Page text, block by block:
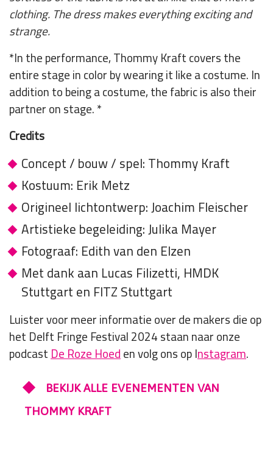
clothing. The dress makes everything exciting and
strange.
*In the performance, Thommy Kraft covers the
entire stage in color by wearing it like a costume. In
addition to being a costume, the fabric is also their
partner on stage. *
Credits
Concept / bouw / spel: Thommy Kraft
Kostuum: Erik Metz
Origineel lichtontwerp: Joachim Fleischer
Artistieke begeleiding: Julika Mayer
Fotograaf: Edith van den Elzen
Met dank aan Lucas Filizetti, HMDK
Stuttgart en FITZ Stuttgart
Luister voor meer informatie over de makers die op
het Delft Fringe Festival 2024 staan naar onze
podcastDe Roze Hoeden volg ons op Instagram.
BEKIJK ALLE EVENEMENTEN VAN
THOMMY KRAFT